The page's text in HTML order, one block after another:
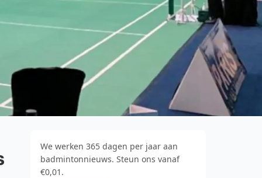
We werken 365 dagen per jaar aan
badmintonnieuws. Steun ons vanaf
€0,01.